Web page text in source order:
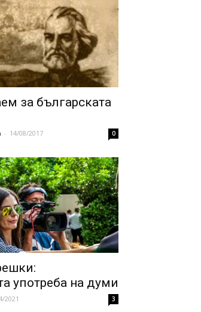
за българската
- 14/08/2017 0
употреба на думи
2021 3